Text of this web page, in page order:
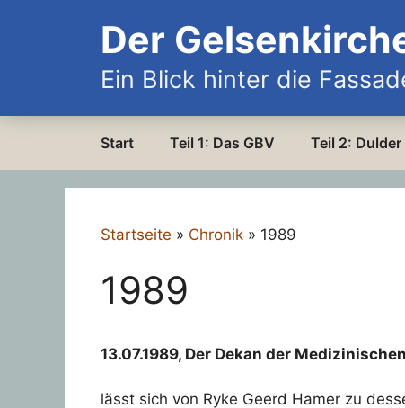
Der
Ein Blick hinter die
Start Teil 1: Das GBV Teil 2:
Startseite » Chronik » 1989
1989
13.07.1989, Der Dekan der
lässt sich von Ryke Geerd Hamer zu